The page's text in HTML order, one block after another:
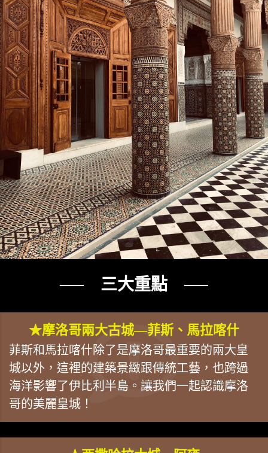
── 三大重點 ──
★摩洛哥兩大古城—菲斯、馬拉喀什
菲斯和馬拉喀什除了是摩洛哥最重要的兩大皇
城以外，這裡的建築景緻跟傳統工藝，也跨過
海洋影響了伊比利半島。讓我們一起認識摩洛
哥的美麗皇城！